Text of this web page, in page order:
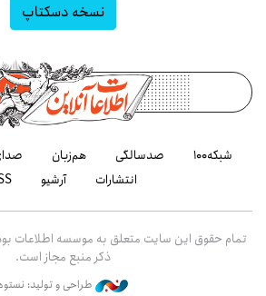
نسخه دسکتاپ
شبکه۱۰۰ صدسالگی هم‌زبان
انتشارات
آرشیو
تمام حقوق این سایت متعلق به موسسه اطلاعات
ذکر منبع مجاز است.
طراحی و تولید: نستوه